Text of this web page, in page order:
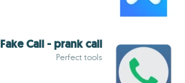
Fake Call - prank call
Perfect tools